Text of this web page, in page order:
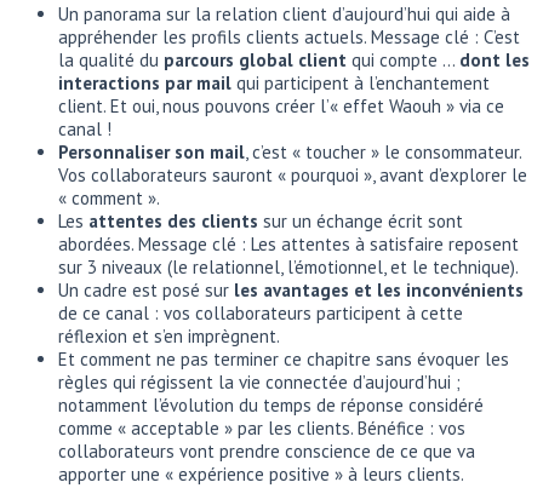
Un panorama sur la relation client d’aujourd’hui qui aide à
appréhender les profils clients actuels. Message clé : C’est
la qualité du parcours global client qui compte … dont les
interactions par mail qui participent à l’enchantement
client. Et oui, nous pouvons créer l’« effet Waouh » via ce
canal !
Personnaliser son mail , c’est « toucher » le consommateur.
Vos collaborateurs sauront « pourquoi », avant d’explorer le
« comment ».
Les attentes des clients sur un échange écrit sont
abordées. Message clé : Les attentes à satisfaire reposent
sur 3 niveaux (le relationnel, l’émotionnel, et le technique).
Un cadre est posé sur les avantages et les inconvénients
de ce canal : vos collaborateurs participent à cette
réflexion et s’en imprègnent.
Et comment ne pas terminer ce chapitre sans évoquer les
règles qui régissent la vie connectée d’aujourd’hui ;
notamment l’évolution du temps de réponse considéré
comme « acceptable » par les clients. Bénéfice : vos
collaborateurs vont prendre conscience de ce que va
apporter une « expérience positive » à leurs clients.